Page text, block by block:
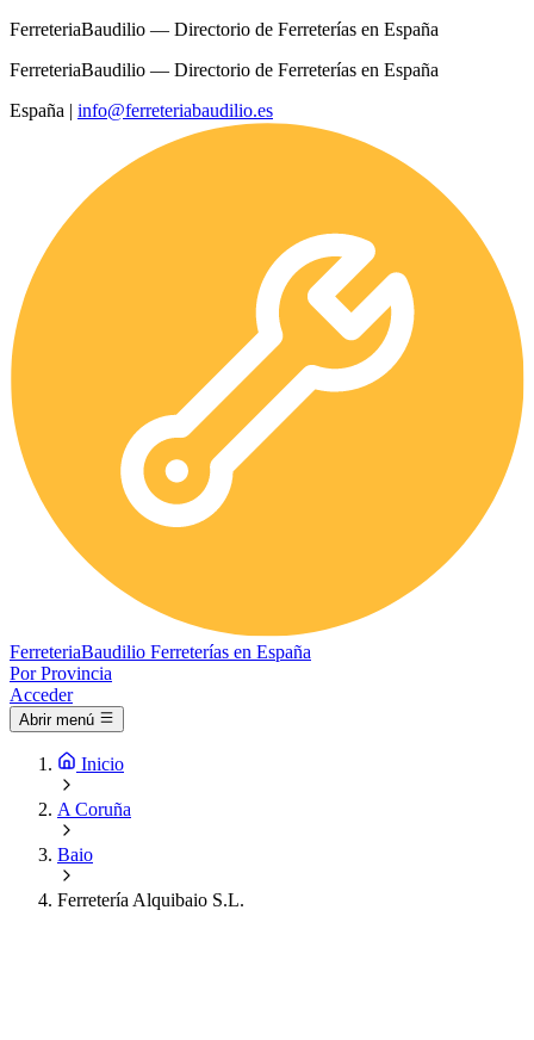
FerreteriaBaudilio — Directorio de Ferreterías en España
FerreteriaBaudilio — Directorio de Ferreterías en España
España | info@ferreteriabaudilio.es
FerreteriaBaudilio Ferreterías en España
Por Provincia
Acceder
Abrir menú
Inicio
A Coruña
Baio
Ferretería Alquibaio S.L.